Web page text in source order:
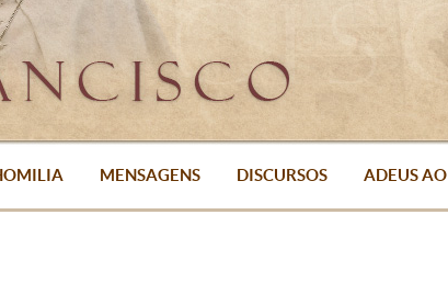
MENSAGENS DISCURSOS ADEUS